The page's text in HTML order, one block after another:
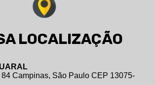
LOCALIZAÇÃO
Campinas, São Paulo CEP 13075-